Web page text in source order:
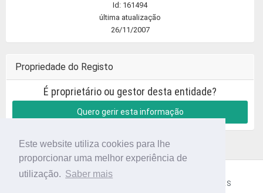
Este website utiliza cookies para lhe
proporcionar uma melhor experiência de
utilização. Saber mais
Id: 161494
última atualização
26/11/2007
Propriedade do Registo
É proprietário ou gestor desta entidade?
Quero gerir esta informação
TERMOS E CONDIÇÕES